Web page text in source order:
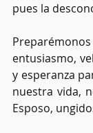
pues la
entusiasmo,
y esperanza
nuestra vida,
Esposo,